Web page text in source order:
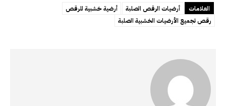
العلامات أرضيات الرقص الصلبة
أرضية خشبية للرقص
رقص تجميع الأرضيات الخشبية الصلبة